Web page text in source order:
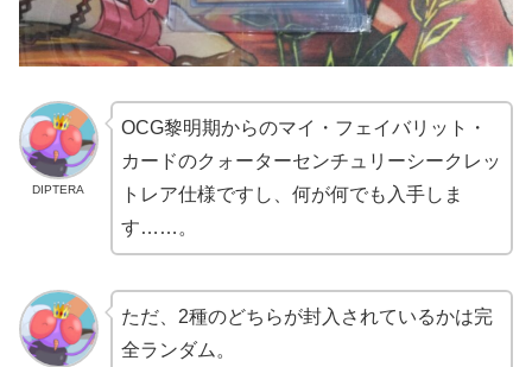
DIPTERA
OCG黎明期からのマイ・フェイバリット・
カードのクォーターセンチュリーシークレッ
トレア仕様ですし、何が何でも入手しま
す……。
ただ、2種のどちらが封入されているかは完
全ランダム。